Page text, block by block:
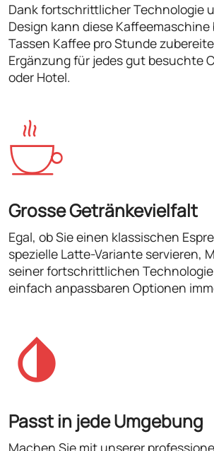
Dank fortschrittlicher Technologie
Design kann diese Kaffeemaschine
Tassen Kaffee pro Stunde
Ergänzung für jedes gut besuchte
oder Hotel.
Grosse Getränkevielfalt
Egal, ob Sie einen klassischen
spezielle Latte-Variante servieren,
seiner fortschrittlichen
einfach anpassbaren Optionen
Passt in jedeUmgebung